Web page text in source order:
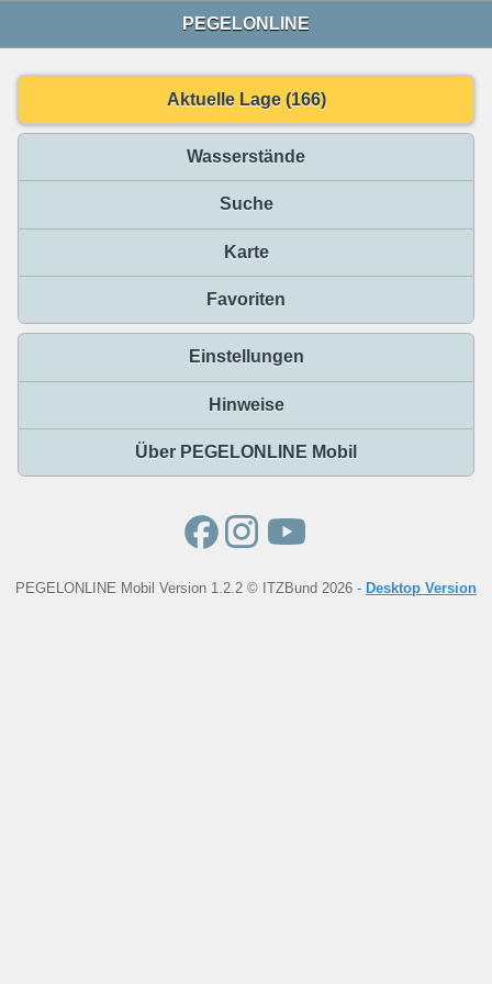
PEGELONLINE
Aktuelle Lage (166)
Wasserstände
Suche
Karte
Favoriten
Einstellungen
Hinweise
Über PEGELONLINE Mobil
PEGELONLINE Mobil Version 1.2.2 © ITZBund 2026 - Desktop Version